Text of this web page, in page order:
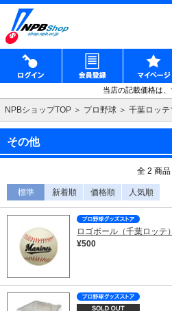
当店の記載価格は
NPBショップTOP プロ野球 千葉ロッ
その他
全 2 商品
標準 新着順 価格順 人気順
ロゴボール（千葉ロッテ）
¥500